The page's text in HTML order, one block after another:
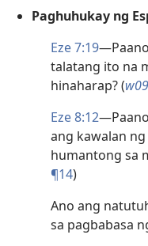
Paghuhukay ng
Eze 7:19
talatang ito na
hinaharap? (w09
Eze 8:12
ang kawalan
humantong sa
¶14)
Ano ang
sa pagbabasa